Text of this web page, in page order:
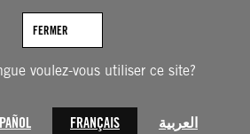
voulez-vous utiliser ce site?
FRANÇAIS
العربية
FERMER